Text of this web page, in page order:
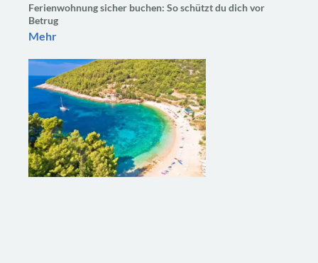
Ferienwohnung sicher buchen: So schützt du dich vor
Betrug
Mehr